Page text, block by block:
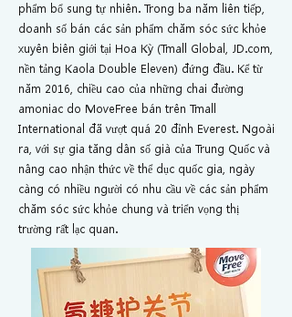
phẩm bổ sung tự nhiên. Trong ba năm liên tiếp,
doanh số bán các sản phẩm chăm sóc sức khỏe
xuyên biên giới tại Hoa Kỳ (Tmall Global, JD.com,
nền tảng Kaola Double Eleven) đứng đầu. Kể từ
năm 2016, chiều cao của những chai đường
amoniac do MoveFree bán trên Tmall
International đã vượt quá 20 đỉnh Everest. Ngoài
ra, với sự gia tăng dân số già của Trung Quốc và
nâng cao nhận thức về thể dục quốc gia, ngày
càng có nhiều người có nhu cầu về các sản phẩm
chăm sóc sức khỏe chung và triển vọng thị
trường rất lạc quan.